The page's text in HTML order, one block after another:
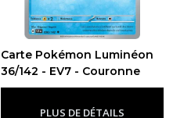
Carte Pokémon Luminéon
36/142 - EV7 - Couronne
Stellaire-Ev7 - Couronne Stellaire
PLUS DE DÉTAILS